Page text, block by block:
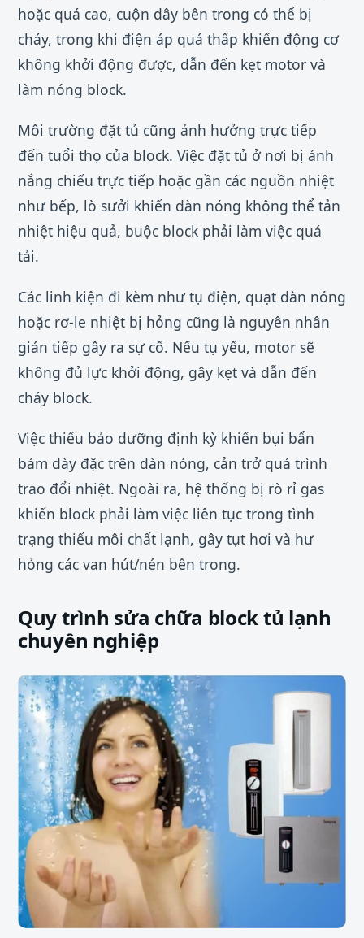
hoặc quá cao, cuộn dây bên trong có thể bị
cháy, trong khi điện áp quá thấp khiến động cơ
không khởi động được, dẫn đến kẹt motor và
làm nóng block.
Môi trường đặt tủ cũng ảnh hưởng trực tiếp
đến tuổi thọ của block. Việc đặt tủ ở nơi bị ánh
nắng chiếu trực tiếp hoặc gần các nguồn nhiệt
như bếp, lò sưởi khiến dàn nóng không thể tản
nhiệt hiệu quả, buộc block phải làm việc quá
tải.
Các linh kiện đi kèm như tụ điện, quạt dàn nóng
hoặc rơ-le nhiệt bị hỏng cũng là nguyên nhân
gián tiếp gây ra sự cố. Nếu tụ yếu, motor sẽ
không đủ lực khởi động, gây kẹt và dẫn đến
cháy block.
Việc thiếu bảo dưỡng định kỳ khiến bụi bẩn
bám dày đặc trên dàn nóng, cản trở quá trình
trao đổi nhiệt. Ngoài ra, hệ thống bị rò rỉ gas
khiến block phải làm việc liên tục trong tình
trạng thiếu môi chất lạnh, gây tụt hơi và hư
hỏng các van hút/nén bên trong.
Quy trình sửa chữa block tủ lạnh
chuyên nghiệp